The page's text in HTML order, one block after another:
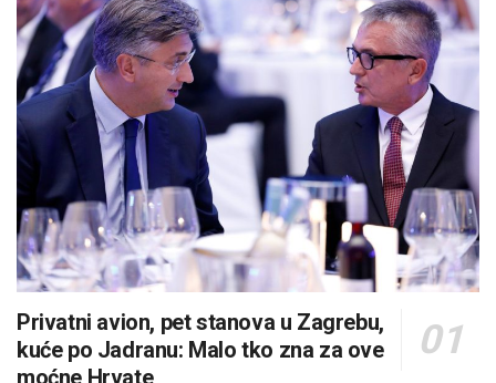
Privatni avion, pet stanova u Zagrebu,
kuće po Jadranu: Malo tko zna za ove
moćne Hrvate